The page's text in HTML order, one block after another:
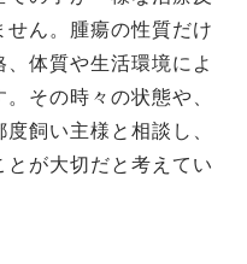
ん。腫瘍の性質だけ
体質や⽣活環境によ
その時々の状態や、
飼い主様と相談し、
が大切だと考えてい